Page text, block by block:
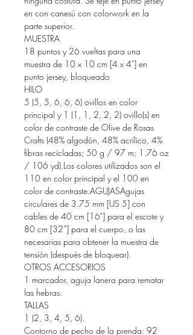
en con canesú con colorwork en la
parte superior.
MUESTRA
18 puntos y 26 vueltas para una
muestra de 10 x 10 cm [4 x 4"] en
punto jersey, bloqueado
HILO
5 (5, 5, 6, 6, 6) ovillos en color
principal y 1 (1, 1, 2, 2, 2) ovillo(s) en
color de contraste de Olive de Rosas
Crafts (48% algodón, 48% acrílico, 4%
fibras recicladas; 50 g / 97 m; 1.76 oz
/ 106 yd).Los colores utilizados son el
110 en color principal y el 100 en
color de contraste.AGUJASAgujas
circulares de 3.75 mm [US 5] con
cables de 40 cm [16"] para el escote y
80 cm [32”] para el cuerpo, o las
necesarias para obtener la muestra de
tensión (después de bloquear).
OTROS ACCESORIOS
1 marcador, aguja lanera para rematar
las hebras.
TALLAS
1 (2, 3, 4, 5, 6).
Contorno de pecho de la prenda: 92